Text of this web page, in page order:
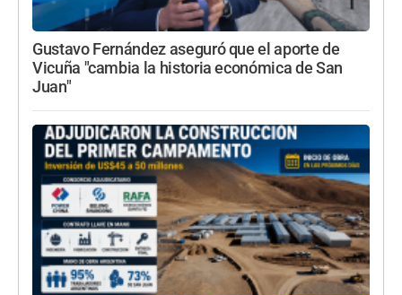
Gustavo Fernández aseguró que el aporte de
Vicuña "cambia la historia económica de San
Juan"